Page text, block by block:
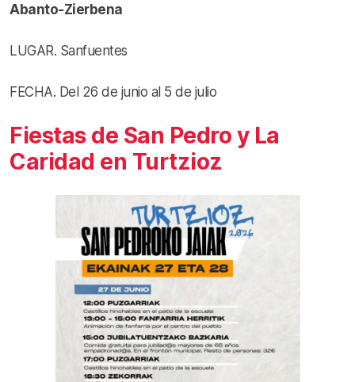
Abanto-Zierbena
LUGAR. Sanfuentes
FECHA. Del 26 de junio al 5 de julio
Fiestas de San Pedro y La
Caridad en Turtzioz